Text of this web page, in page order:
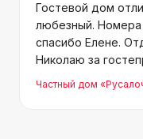
Гостевой дом
любезный. Номера
спасибо Елене.
Николаю за
хочется
Частный дом